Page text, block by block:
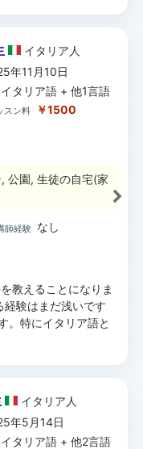
イタリア 人
年11月10日
イタリア語 + 他1言語
スン料 ￥1500
公園, 生徒の自宅(家
師経験
なし
教えることになりま
験はまだ浅いです
。特にイタリア語と
イタリア 人
年5月14日
イタリア語 + 他2言語